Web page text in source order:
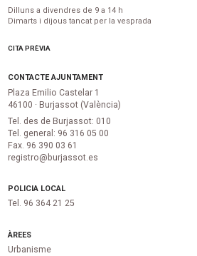
Dilluns a divendres de 9 a 14 h
Dimarts i dijous tancat per la vesprada
CITA PRÈVIA
CONTACTE AJUNTAMENT
Plaza Emilio Castelar 1
46100 · Burjassot (València)
Tel. des de Burjassot: 010
Tel. general: 96 316 05 00
Fax. 96 390 03 61
registro@burjassot.es
POLICIA LOCAL
Tel. 96 364 21 25
ÀREES
Urbanisme